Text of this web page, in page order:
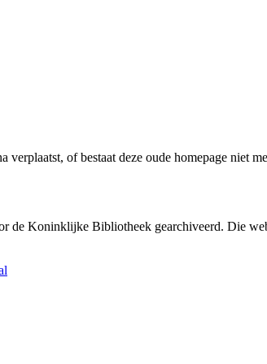
verplaatst, of bestaat deze oude homepage niet
de Koninklijke Bibliotheek gearchiveerd. Die